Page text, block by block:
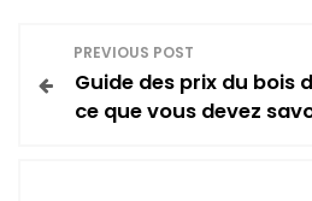
a
PREVIOUS POST
Guide des prix du bois
ce que vous devez